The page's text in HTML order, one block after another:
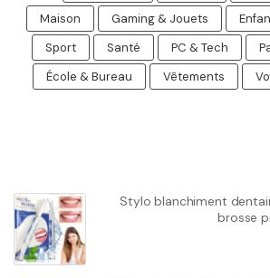
Gaming & Jouets
Maison
PC & Tech
Santé
Sport
Vêtements
École & Bureau
Stylo blanchiment
brosse